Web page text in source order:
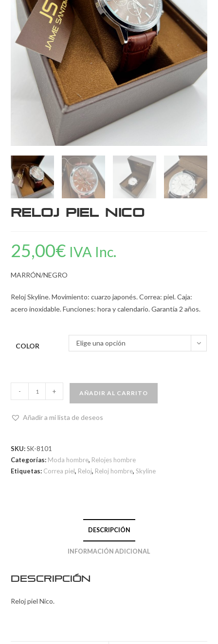
Reloj Piel Nico
25,00€ IVA Inc.
MARRÓN/NEGRO
Reloj Skyline. Movimiento: cuarzo japonés. Correa: piel. Caja:
acero inoxidable. Funciones: hora y calendario. Garantía 2 años.
COLOR Elige una opción
- + AÑADIR AL CARRITO
Añadir a mi lista de deseos
SKU:SK-8101
Categorías: Moda hombre, Relojes hombre
Etiquetas: Correa piel, Reloj, Reloj hombre,Skyline
DESCRIPCIÓN
INFORMACIÓN ADICIONAL
Descripción
Reloj piel Nico.